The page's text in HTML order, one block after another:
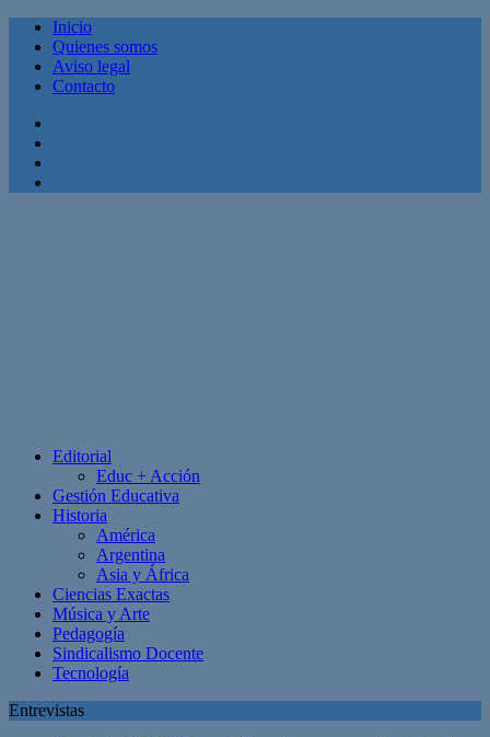
Inicio
Quienes somos
Aviso legal
Contacto
Editorial
Educ + Acción
Gestión Educativa
Historia
América
Argentina
Asia y África
Ciencias Exactas
Música y Arte
Pedagogía
Sindicalismo Docente
Tecnología
Entrevistas